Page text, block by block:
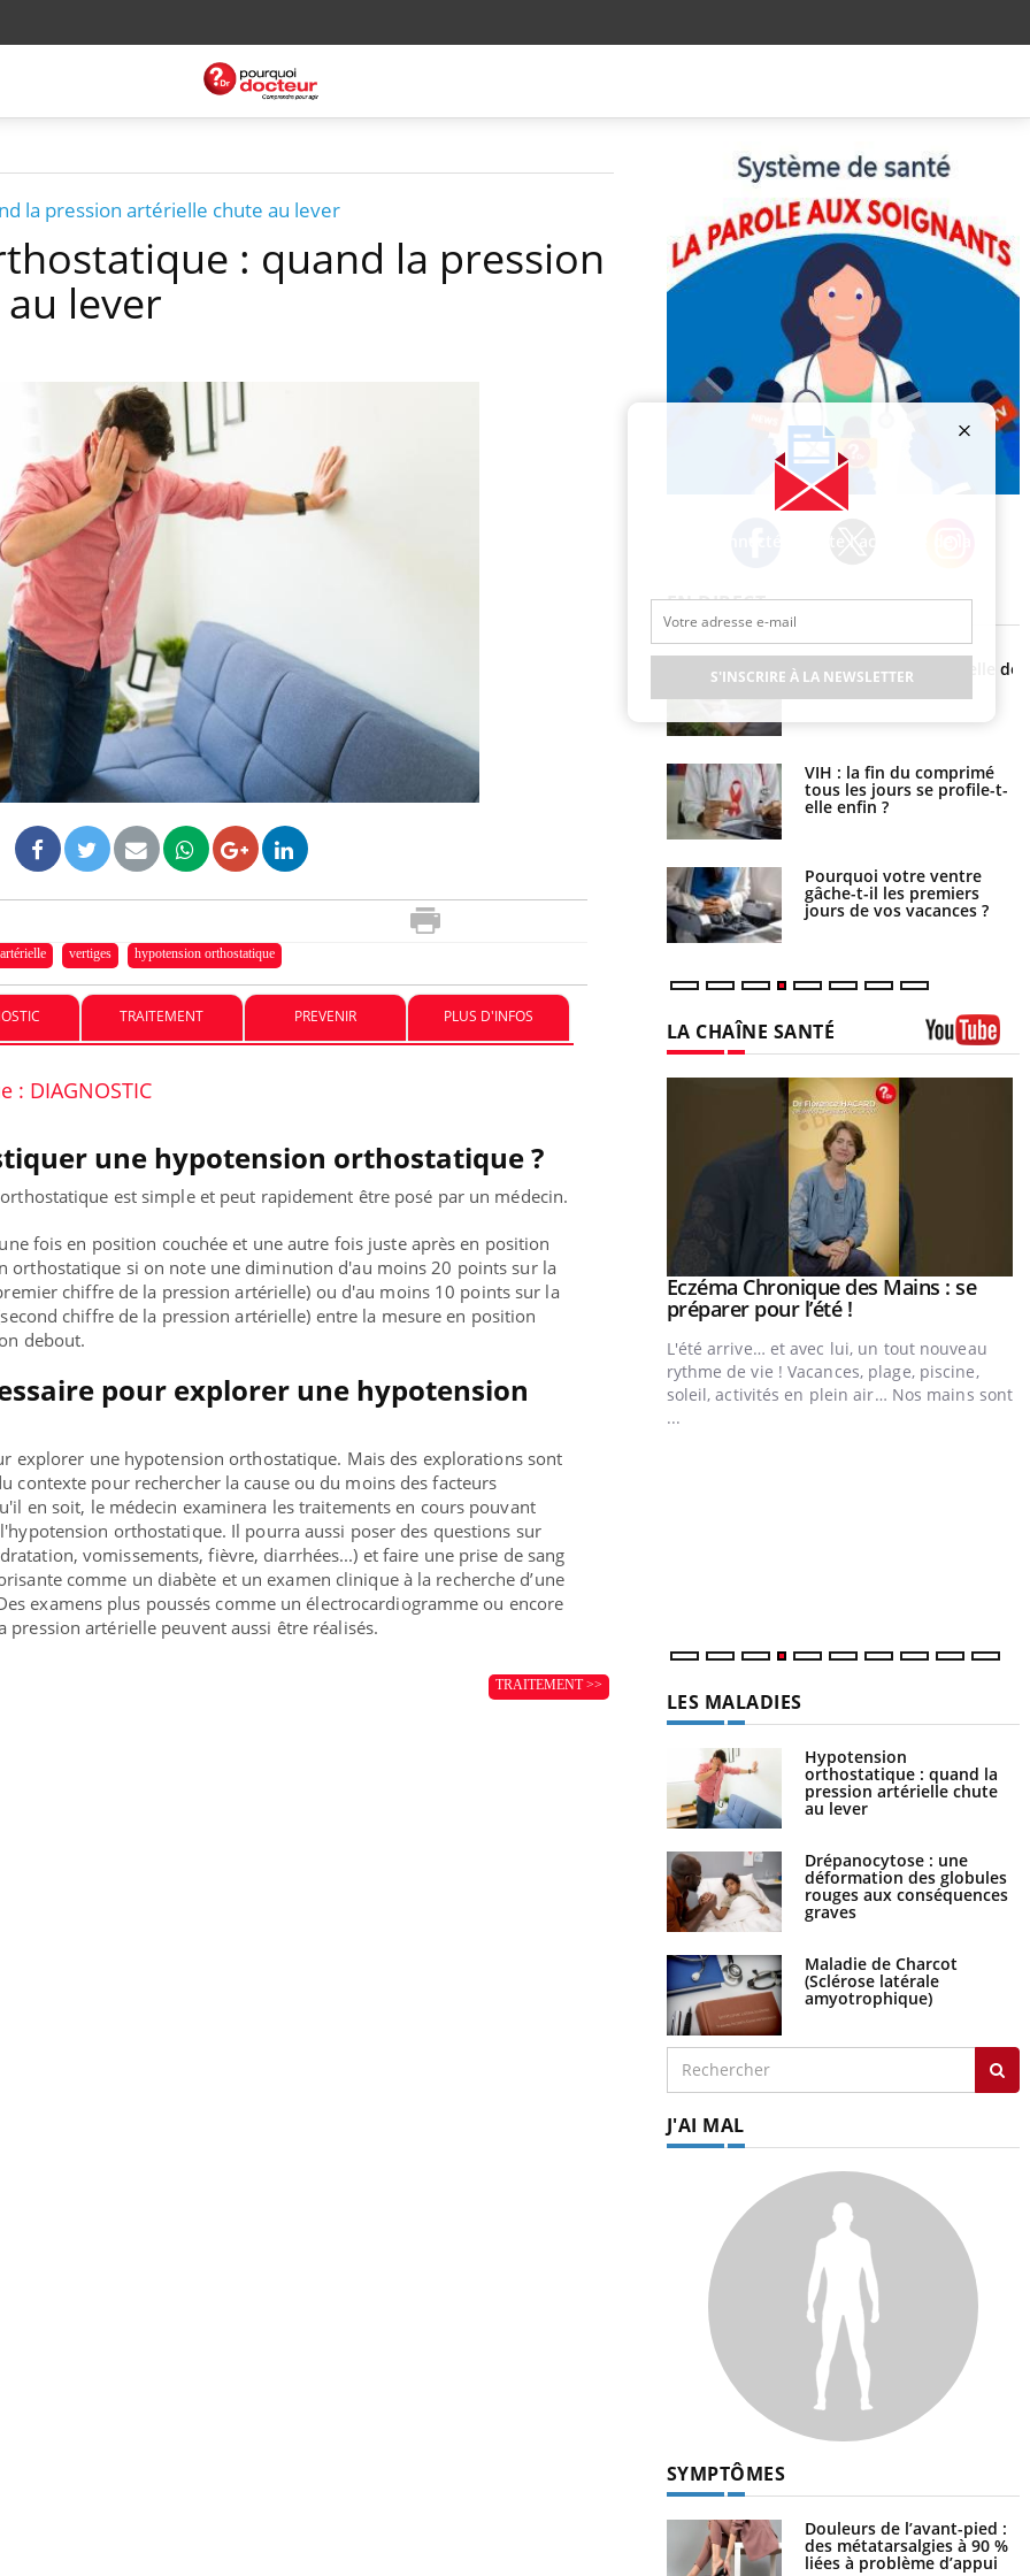
la pression artérielle chute au lever
: quand la pression
lever
vertiges hypotension orthostatique
TRAITEMENT PREVENIR PLUS D'INFOS
DIAGNOSTIC
une hypotension orthostatique ?
est simple et peut rapidement être posé par un médecin.
fois en position couchée et une autre fois juste après en position
orthostatique si on note une diminution d'au moins 20 points sur la
chiffre de la pression artérielle) ou d'au moins 10 points sur la
chiffre de la pression artérielle) entre la mesure en position
debout.
pour explorer une hypotension
explorer une hypotension orthostatique. Mais des explorations sont
contexte pour rechercher la cause ou du moins des facteurs
en soit, le médecin examinera les traitements en cours pouvant
orthostatique. Il pourra aussi poser des questions sur
vomissements, fièvre, diarrhées...) et faire une prise de sang
comme un diabète et un examen clinique à la recherche d’une
examens plus poussés comme un électrocardiogramme ou encore
pression artérielle peuvent aussi être réalisés.
TRAITEMENT >>
EN DIRECT
Chikungunya, dengue,
West Nile : que se passe-t-
il dans le sud de la France ?
Les médicaments GLP-1
protègent-ils aussi les os ?
Cytomégalovirus : ce qui
La sieste empêche-t-elle de
dormir la nuit ?
VIH : la fin du comprimé
tous les jours se profile-t-
elle enfin ?
Pourquoi votre ventre
gâche-t-il les premiers
jours de vos vacances ?
Fortes chaleurs : pourquoi
le risque de noyade
grimpe-t-il ?
Le Viagra pourrait-il freiner
la propagation du cancer ?
Pourquoi manger moins de
protéines pourrait
finalement être bénéfique
LA CHAÎNE SANTÉ
& Charge mentale : et si on
en parler??Youtube
l'insuline dans le diabète de type 2
comme parfois chez les soignants.
Youtube
Eczéma Chronique des Mains : se
préparer pour l’été !Youtube
L'été arrive… et avec lui, un tout nouveau
rythme de vie ! Vacances, plage, piscine,
soleil, activités en plein air… Nos mains sont
...
LES MALADIES
Hypotension
orthostatique : quand la
pression artérielle chute
au lever
Drépanocytose : une
déformation des globules
rouges aux conséquences
graves
Maladie de Charcot
(Sclérose latérale
amyotrophique)
J'AI MAL
SYMPTÔMES
Douleurs de l’avant-pied :
des métatarsalgies à 90 %
liées à problème d’appui
S'INSCRIRE À LA NEWSLETTER